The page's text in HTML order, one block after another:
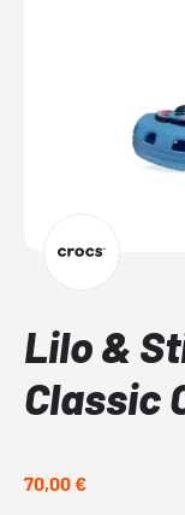
Lilo &
Classic
70,00 €